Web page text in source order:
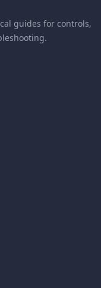
guides for controls,